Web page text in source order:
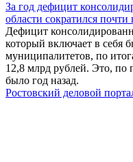
За год дефицит
области сократился почти
Дефицит
который включает в себя
муниципалитетов, по
12,8 млрд рублей. Это, по
было год назад.
Ростовский деловой